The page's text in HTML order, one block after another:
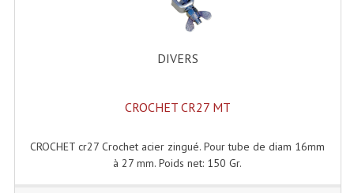
Enceintes Monitoring
Haut Parleurs Sono
Filtres Passifs
DIVERS
CROCHET CR27 MT
CROCHET cr27 Crochet acier zingué. Pour tube de diam 16mm
à 27 mm. Poids net: 150 Gr.